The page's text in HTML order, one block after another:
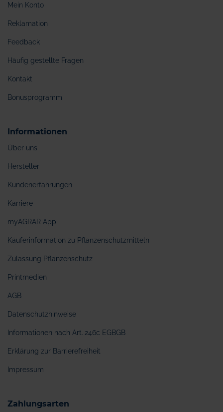
Mein Konto
Reklamation
Feedback
Häufig gestellte Fragen
Kontakt
Bonusprogramm
Informationen
Über uns
Hersteller
Kundenerfahrungen
Karriere
myAGRAR App
Käuferinformation zu Pflanzenschutzmitteln
Zulassung Pflanzenschutz
Printmedien
AGB
Datenschutzhinweise
Informationen nach Art. 246c EGBGB
Erklärung zur Barrierefreiheit
Impressum
Zahlungsarten